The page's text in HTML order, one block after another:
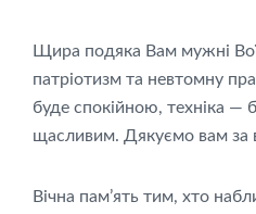
Щира подяка Вам мужні
патріотизм та невтомну
буде спокійною, техніка
щасливим. Дякуємо вам за
Вічна пам’ять тим, хто